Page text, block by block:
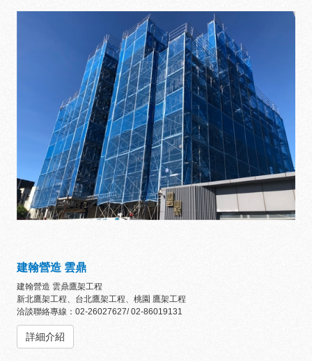
建翰營造 雲鼎
建翰營造 雲鼎鷹架工程
新北鷹架工程、台北鷹架工程、桃園 鷹架工程
洽談聯絡專線：02-26027627/ 02-86019131
詳細介紹